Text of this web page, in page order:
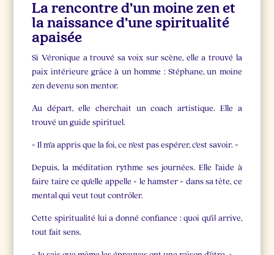
La rencontre d’un moine zen et
la naissance d’une spiritualité
apaisée
Si Véronique a trouvé sa voix sur scène, elle a trouvé la
paix intérieure grâce à un homme : Stéphane, un moine
zen devenu son mentor.
Au départ, elle cherchait un coach artistique. Elle a
trouvé un guide spirituel.
« Il m’a appris que la foi, ce n’est pas espérer, c’est savoir. »
Depuis, la méditation rythme ses journées. Elle l’aide à
faire taire ce qu’elle appelle « le hamster » dans sa tête, ce
mental qui veut tout contrôler.
Cette spiritualité lui a donné confiance : quoi qu’il arrive,
tout fait sens.